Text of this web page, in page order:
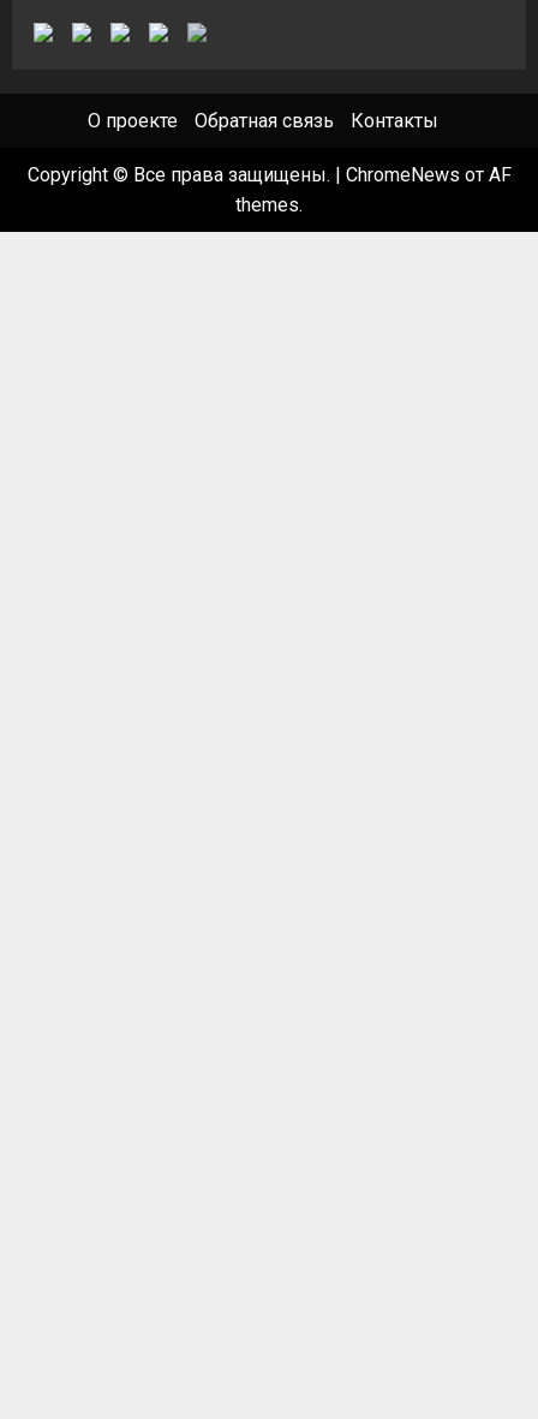
О проекте Обратная связь Контакты
Copyright © Все права защищены. ChromeNews от AF
themes.